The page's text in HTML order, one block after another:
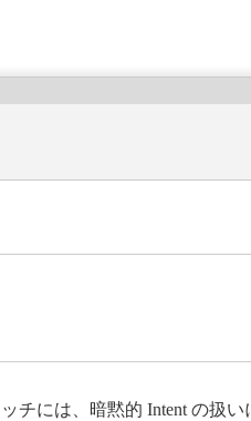
チには、暗黙的 Intent の扱い